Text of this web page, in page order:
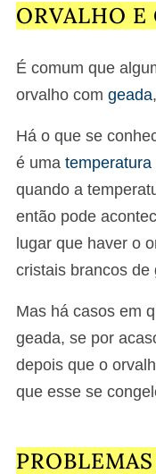
ORVALHO E
É comum que
orvalho com geada
Há o que se
é uma temperatura
quando a
então pode
lugar que haver o
cristais brancos de
Mas há casos em
geada, se por
depois que o
que esse se